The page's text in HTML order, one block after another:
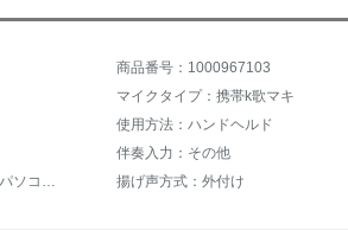
商品番号：1000967103
マイクタイプ：携帯k歌マキ
使用方法：ハンドヘルド
伴奏入力：その他
使用シーン：スマホー用、パソコン用
揚げ声方式：外付け